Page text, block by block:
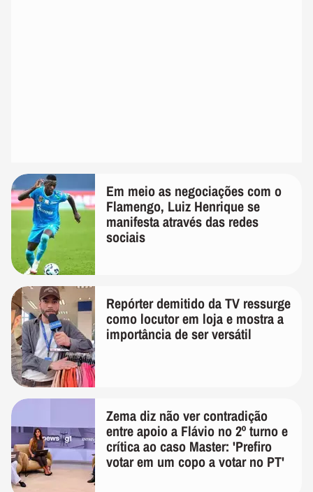
Em meio as negociações com o
Flamengo, Luiz Henrique se
manifesta através das redes
sociais
Repórter demitido da TV ressurge
como locutor em loja e mostra a
importância de ser versátil
Zema diz não ver contradição
entre apoio a Flávio no 2º turno e
crítica ao caso Master: 'Prefiro
votar em um copo a votar no PT'